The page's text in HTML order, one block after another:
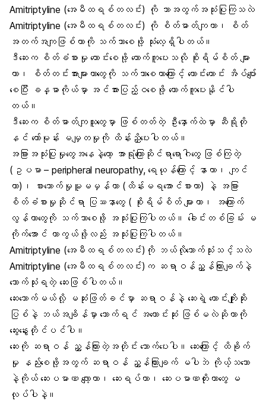
Amitriptyline (အေမီထရစ်တလင်း) ကို ဘာအတွက်အသုံးပြုကြသလဲ
Amitriptyline (အေမီထရစ်တလင်း) ကို စိတ်ဓာတ်ကျတာ၊ စိတ်
အတက်အကျဖြစ်တာကို သက်သာစေဖို့ သုံးလေ့ရှိပါတယ်။
ဒီဆေးက စိတ်ခံစားမှု ကောင်းစေဖို့ ထောက်ကူပေးသလို စိုးရိမ်စိတ် များ
တာ၊ စိတ်တင်းအားများတာတွေကို သက်သာစေတာကြောင့် ကောင်းကောင်း အိပ်ပျော်
စေပြီး ခန္ဓာကိုယ်မှာ အင်အားပြည့်ဝစေဖို့ ထောက်ကူပေးနိုင်ပါ
တယ်။
ဒီဆေးက စိတ်ဓာတ်ကျသူတွေမှာ ဖြစ်တတ်တဲ့ ဦးနှောက်ထဲမှာ ဆီရိုတို
နင် ဟော်မုန်း မမျှတမှုကို ထိန်းညှိပေးပါတယ်။
အခြားအသုံးပြုမှုတွေအနေနဲ့တော့ အာရုံကြောဆိုင်ရာရောဂါတွေ ဖြစ်ကြတဲ့
(ဥပမာ – peripheral neuropathy, ရေယုန်ကြောင့် နာတာ၊ ကျင်
တာ)၊ စားသောက်မှုမူမမှန်တာ (ထိန်းမရအောင်စားတာ) နဲ့ အခြား
စိတ်ခံစားမှုဆိုင်ရာ ပြဿနာတွေ ( စိုးရိမ်စိတ် များတာ၊ အကြောက်
လွန်တာတွေကို သက်သာစေဖို့ အသုံးပြုကြပါတယ်။ ခေါင်းတစ်ခြမ်း မ
ကိုက်အောင် ကာကွယ်ဖို့လည်း အသုံးပြုကြပါတယ်။
Amitriptyline (အေမီထရစ်တလင်း)ကို ဘယ်လိုသောက်သုံးသင့်သလဲ
Amitriptyline (အေမီထရစ်တလင်း)က ဆရာဝန်ညွှန်ကြားချက်နဲ့
သောက်သုံးရတဲ့ ဆေးဖြစ်ပါတယ်။
ဆေးသောက်မယ်လို့ မဆုံးဖြတ်ခင်မှာ ဆရာဝန်နဲ့ ဆေးရဲ့ ကောင်းကျိုးဆိုး
ပြစ်နဲ့ ဘယ်အချိန်မှာ သောက်ရင် အကောင်းဆုံး ဖြစ်မလဲဆိုတာကို
ဆွေးနွေးတိုင်ပင်ပါ။
ဆေးကို ဆရာဝန် ညွှန်ကြားတဲ့အတိုင်း သောက်ပေးပါ။ ဆေးကြောင့် ထိခိုက်
မှု နည်းစေဖို့အတွက် ဆရာဝန် ညွှန်ကြားချက် မပါဘဲ ကိုယ့်သဘော
နဲ့ကိုယ် ဆေးပမာဏ လျော့တာ၊ ဆေးရပ်တာ၊ ဆေးပမာဏတိုးတာတွေ မ
လုပ်ပါနဲ့။